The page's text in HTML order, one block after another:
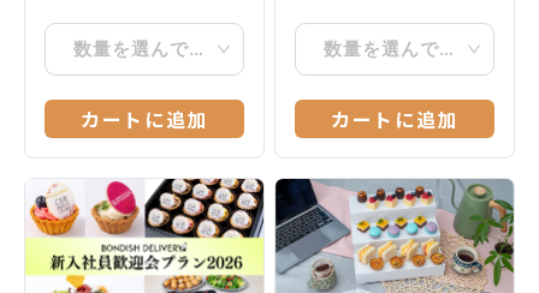
数量を選んでください
カートに追加
数量を選んでください
カートに追加